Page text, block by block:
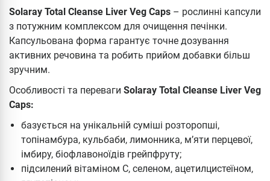
Solaray Total Cleanse Liver Veg Caps – рослинні капсули
з потужним комплексом для очищення печінки.
Капсульована форма гарантує точне дозування
активних речовина та робить прийом добавки більш
зручним.
Особливості та переваги Solaray Total Cleanse Liver Veg
Caps:
базується на унікальній суміші розторопші,
топінамбура, кульбаби, лимонника, м’яти перцевої,
імбиру, біофлавоноїдів грейпфруту;
підсилений вітаміном С, селеном, ацетилцистеїном,